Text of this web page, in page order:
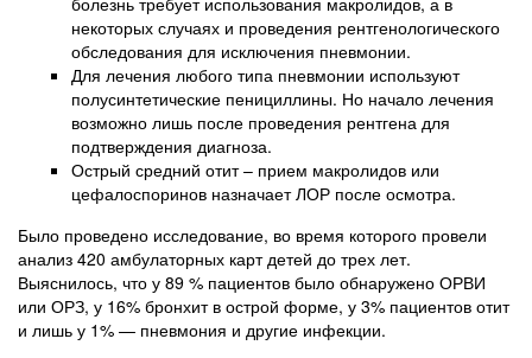
некоторых случаях и проведения рентгенологического
обследования для исключения пневмонии.
Для лечения любого типа пневмонии используют
полусинтетические пенициллины. Но начало лечения
возможно лишь после проведения рентгена для
подтверждения диагноза.
Острый средний отит – прием макролидов или
цефалоспоринов назначает ЛОР после осмотра.
Было проведено исследование, во время которого провели
анализ 420 амбулаторных карт детей до трех лет.
Выяснилось, что у 89 % пациентов было обнаружено ОРВИ
или ОРЗ, у 16% бронхит в острой форме, у 3% пациентов отит
и лишь у 1% — пневмония и другие инфекции.